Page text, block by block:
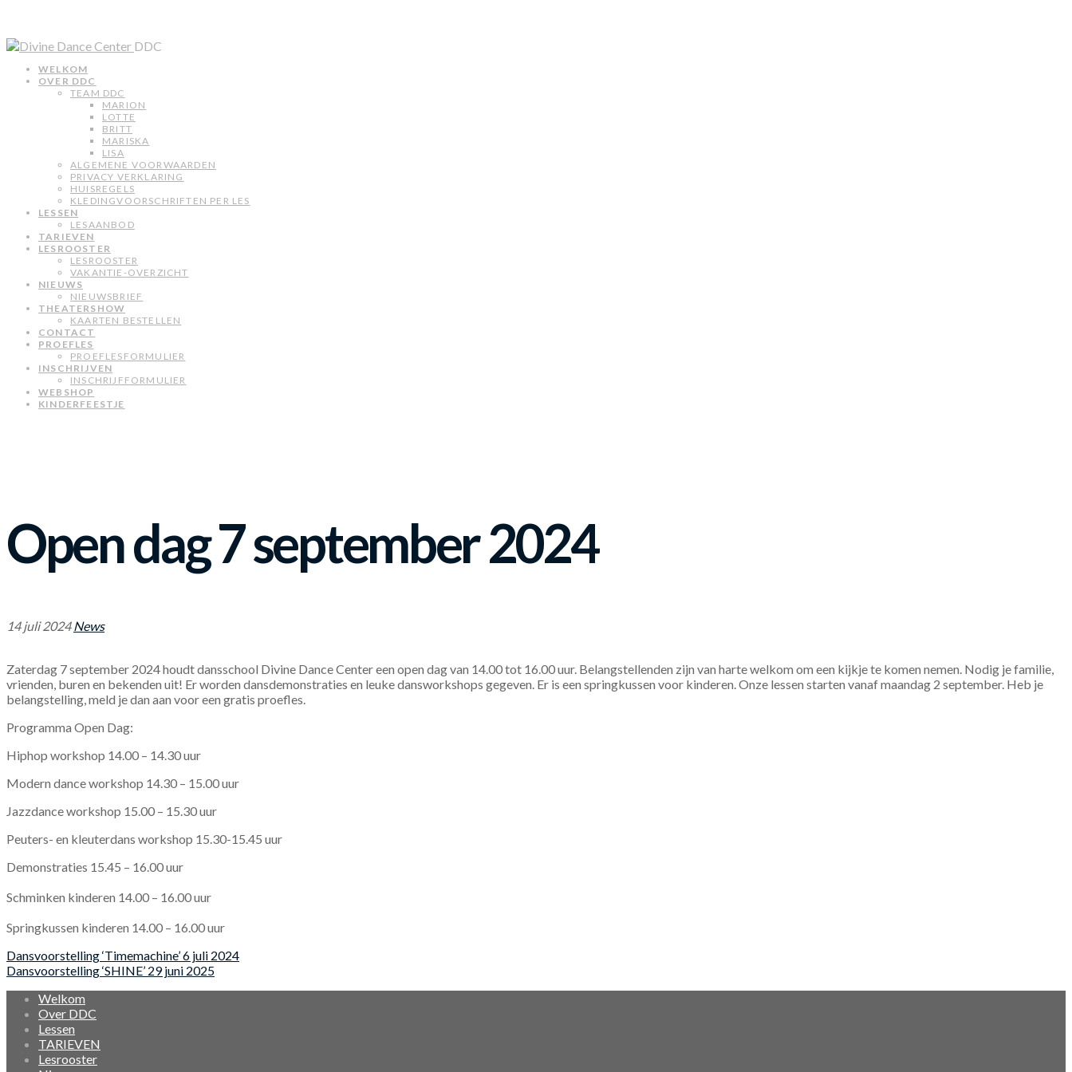
DDC
WELKOM
OVER DDC
TEAM DDC
MARION
LOTTE
BRITT
MARISKA
LISA
ALGEMENE VOORWAARDEN
PRIVACY VERKLARING
HUISREGELS
KLEDINGVOORSCHRIFTEN PER LES
LESSEN
LESAANBOD
TARIEVEN
LESROOSTER
LESROOSTER
VAKANTIE-OVERZICHT
NIEUWS
NIEUWSBRIEF
THEATERSHOW
KAARTEN BESTELLEN
CONTACT
PROEFLES
PROEFLESFORMULIER
INSCHRIJVEN
INSCHRIJFFORMULIER
WEBSHOP
KINDERFEESTJE
Open dag 7 september 2024
14 juli 2024 News
Zaterdag 7 september 2024 houdt dansschool Divine Dance Center een open dag van 14.00 tot 16.00 uur. Belangstellenden zijn van harte welkom om een kijkje te komen nemen. Nodig je familie,
vrienden, buren en bekenden uit! Er worden dansdemonstraties en leuke dansworkshops gegeven. Er is een springkussen voor kinderen. Onze lessen starten vanaf maandag 2 september. Heb je
belangstelling, meld je dan aan voor een gratis proefles.
Programma Open Dag:
Hiphop workshop 14.00 – 14.30 uur
Modern dance workshop 14.30 – 15.00 uur
Jazzdance workshop 15.00 – 15.30 uur
Peuters- en kleuterdans workshop 15.30-15.45 uur
Demonstraties 15.45 – 16.00 uur
Schminken kinderen 14.00 – 16.00 uur
Springkussen kinderen 14.00 – 16.00 uur
Bericht
navigatie
Dansvoorstelling ‘Timemachine’ 6 juli 2024
Dansvoorstelling ‘SHINE’ 29 juni 2025
Welkom
Over DDC
Lessen
TARIEVEN
Lesrooster